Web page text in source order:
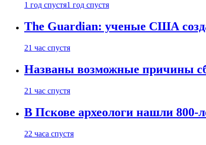
1 год спустя1 год спустя
The Guardian: ученые США
21 час спустя
Названы возможные причины
21 час спустя
В Пскове археологи нашли 800-
22 часа спустя